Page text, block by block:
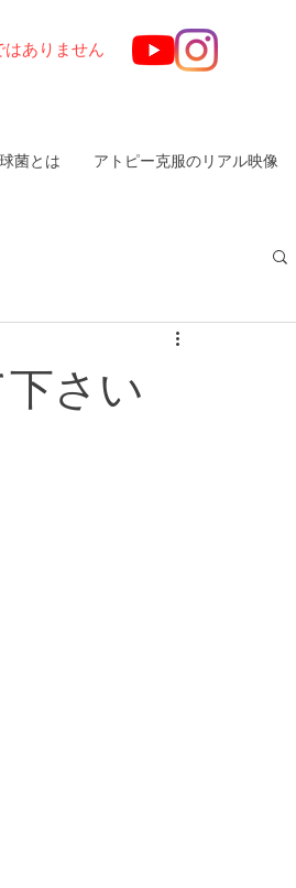
ありません
菌とは アトピー克服のリアル映像
さい